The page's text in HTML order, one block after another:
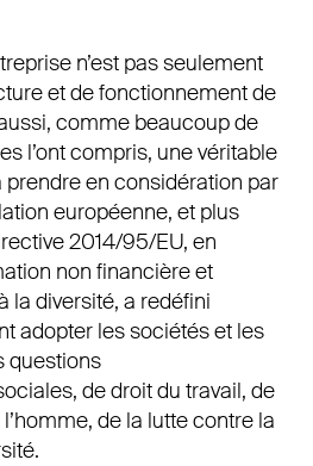
des entreprises publiques
» organisé par Women on
d’entreprise et les
inLe droit des affaires en
intragroupes : 15ème
18/11/2004,
Kluwer, 2004, p.
n’est pas seulement
et de fonctionnement de
comme beaucoup de
l’ont compris, une véritable
en considération par
européenne, et plus
2014/95/EU, en
non financière et
la diversité, a redéfini
adopter les sociétés et les
questions
de droit du travail, de
de la lutte contre la